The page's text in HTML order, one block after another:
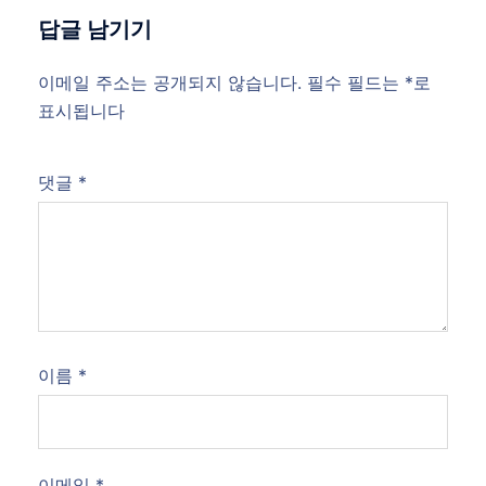
답글 남기기
이메일 주소는 공개되지 않습니다. 필수 필드는 *로
표시됩니다
댓글 *
이름 *